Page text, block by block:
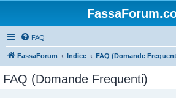
FAQ
FassaForum Indice FAQ (Domande
FAQ (Domande Frequenti)